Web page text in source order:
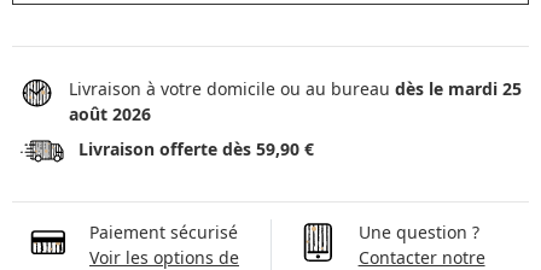
Livraison à votre domicile ou au bureau dès le mardi 25
août 2026
Livraison offerte dès 59,90 €
Paiement sécurisé
Voir les options de
Une question ?
Contacter notre